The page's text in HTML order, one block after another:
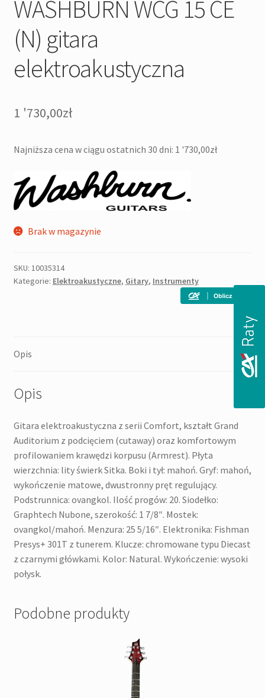
WASHBURN WCG 15 CE
(N) gitara
elektroakustyczna
1 '730,00zł
Najniższa cena w ciągu ostatnich 30 dni: 1 '730,00zł
Brak w magazynie
SKU: 10035314
Kategorie: Elektroakustyczne, Gitary, Instrumenty
Opis
Opis
Gitara elektroakustyczna z serii Comfort, kształt Grand
Auditorium z podcięciem (cutaway) oraz komfortowym
profilowaniem krawędzi korpusu (Armrest). Płyta
wierzchnia: lity świerk Sitka. Boki i tył: mahoń. Gryf: mahoń,
wykończenie matowe, dwustronny pręt regulujący.
Podstrunnica: ovangkol. Ilość progów: 20. Siodełko:
Graphtech Nubone, szerokość: 1 7/8″. Mostek:
ovangkol/mahoń. Menzura: 25 5/16″. Elektronika: Fishman
Presys+ 301T z tunerem. Klucze: chromowane typu Diecast
z czarnymi główkami. Kolor: Natural. Wykończenie: wysoki
połysk.
Podobne produkty